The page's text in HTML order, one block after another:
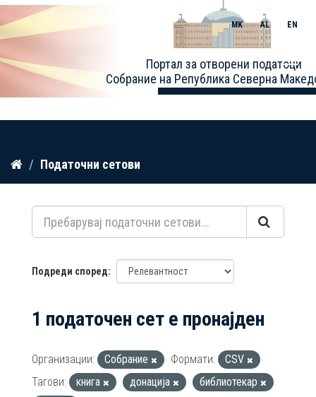
Прескокнете
содржина
Портал за отворени податоци
Собрание на Република Северна
MK AL EN
Toggle
Податочни сетови
Подреди според
1 податочен сет е пронајден
Организации: Собрание Формати:
CSV
Тагови:
книга донација
библиотекар